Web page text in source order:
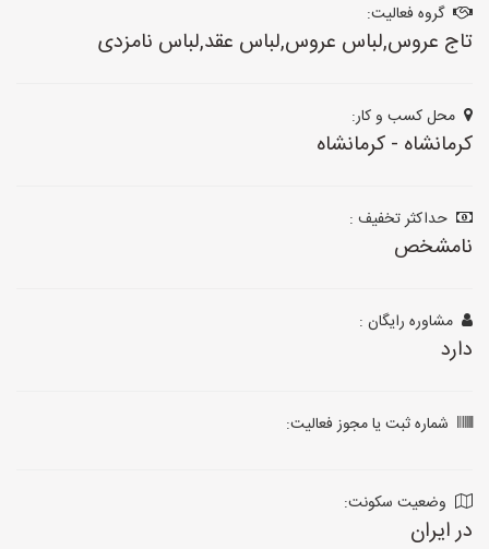
گروه فعالیت:
تاج عروس,لباس عروس,لباس عقد,لباس نامزدی
محل کسب و کار:
کرمانشاه - کرمانشاه
حداکثر تخفیف :
نامشخص
مشاوره رایگان :
دارد
شماره ثبت یا مجوز فعالیت:
وضعیت سکونت:
در ایران